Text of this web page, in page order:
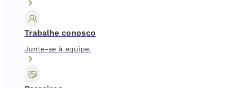
Trabalhe conosco
Junte-se à equipe.